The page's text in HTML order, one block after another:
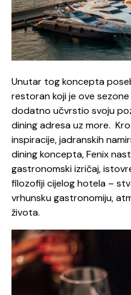
Unutar tog koncepta
restoran koji je ove
dodatno učvrstio svoju
dining adresa uz more.
inspiracije, jadranskih
dining koncepta, Fenix
gastronomski izričaj,
filozofiji cijelog hotela –
vrhunsku gastronomiju,
života.